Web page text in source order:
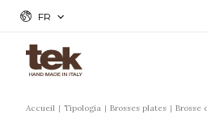
FR
Accueil Tipologia Brosses plates Brosse